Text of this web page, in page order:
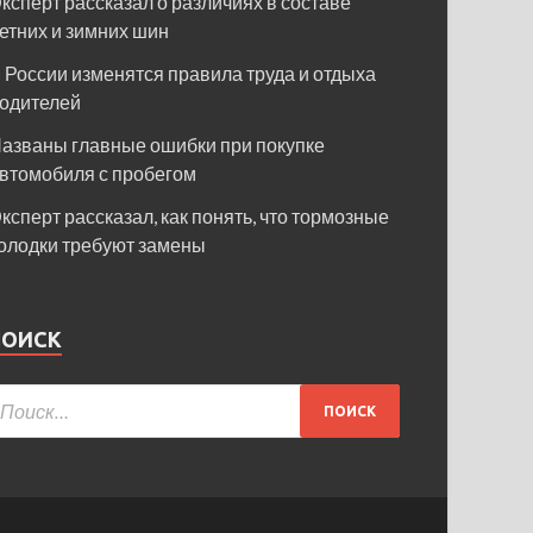
и зимних шин
России изменятся правила труда и отдыха
главные ошибки при покупке
с пробегом
рассказал, как понять, что тормозные
требуют замены